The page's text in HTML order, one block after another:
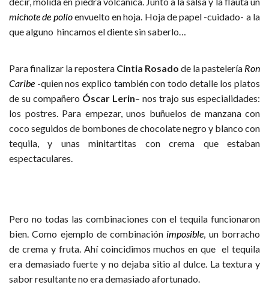
michote de polloenvuelto en hoja. Hoja de papel -cuidado- a la
que alguno hincamos el diente sin saberlo…
Para finalizar la repostera Cintia Rosado de la pastelería Ron
Caribe -quien nos explico también con todo detalle los platos
de su compañero Óscar Lerin– nos trajo sus especialidades:
los postres. Para empezar, unos buñuelos de manzana con
coco seguidos de bombones de chocolate negro y blanco con
tequila, y unas minitartitas con crema que estaban
espectaculares.
Pero no todas las combinaciones con el tequila funcionaron
bien. Como ejemplo de combinación imposible, un borracho
de crema y fruta. Ahí coincidimos muchos en que el tequila
era demasiado fuerte y no dejaba sitio al dulce. La textura y
sabor resultante no era demasiado afortunado.